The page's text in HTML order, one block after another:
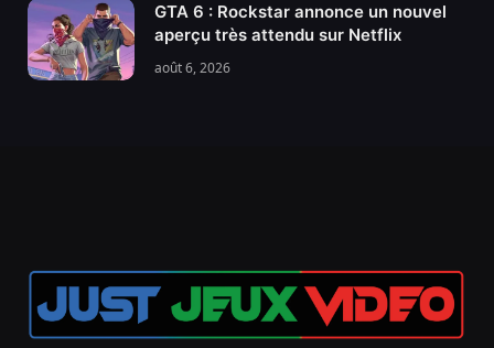
GTA 6 : Rockstar annonce un nouvel
aperçu très attendu sur Netflix
août 6, 2026